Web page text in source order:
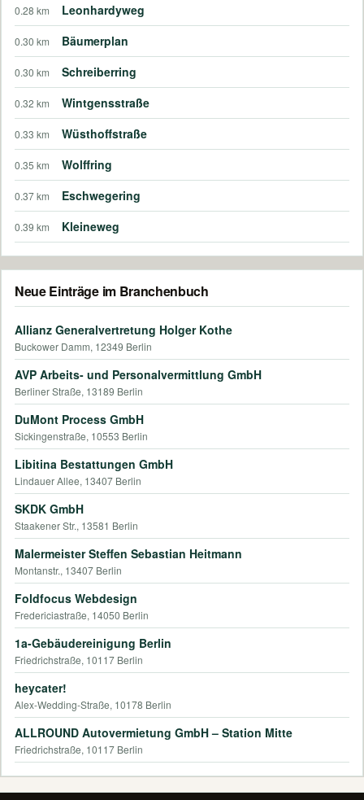
0.28 km Leonhardyweg
0.30 km Bäumerplan
0.30 km Schreiberring
0.32 km Wintgensstraße
0.33 km Wüsthoffstraße
0.35 km Wolffring
0.37 km Eschwegering
0.39 km Kleineweg
Neue Einträge im Branchenbuch
Allianz Generalvertretung Holger Kothe
Buckower Damm, 12349 Berlin
AVP Arbeits- und Personalvermittlung GmbH
Berliner Straße, 13189 Berlin
DuMont Process GmbH
Sickingenstraße, 10553 Berlin
Libitina Bestattungen GmbH
Lindauer Allee, 13407 Berlin
SKDK GmbH
Staakener Str., 13581 Berlin
Malermeister Steffen Sebastian Heitmann
Montanstr., 13407 Berlin
Foldfocus Webdesign
Fredericiastraße, 14050 Berlin
1a-Gebäudereinigung Berlin
Friedrichstraße, 10117 Berlin
heycater!
Alex-Wedding-Straße, 10178 Berlin
ALLROUND Autovermietung GmbH – Station Mitte
Friedrichstraße, 10117 Berlin